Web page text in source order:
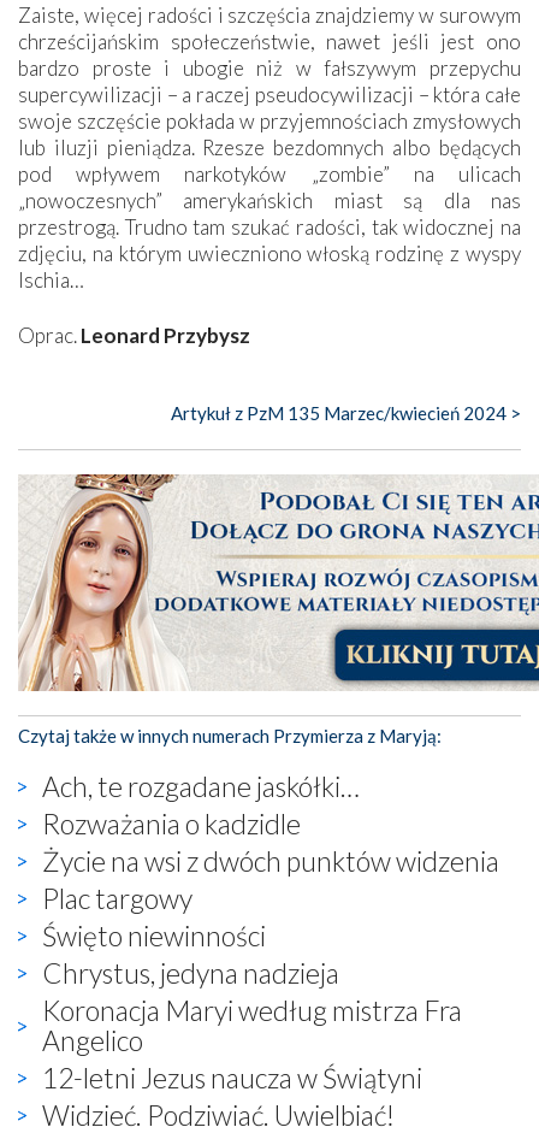
Zaiste, więcej radości i szczęścia znajdziemy w surowym
chrześcijańskim społeczeństwie, nawet jeśli jest ono
bardzo proste i ubogie niż w fałszywym przepychu
supercywilizacji – a raczej pseudocywilizacji – która całe
swoje szczęście pokłada w przyjemnościach zmysłowych
lub iluzji pieniądza. Rzesze bezdomnych albo będących
pod wpływem narkotyków „zombie” na ulicach
„nowoczesnych” amerykańskich miast są dla nas
przestrogą. Trudno tam szukać radości, tak widocznej na
zdjęciu, na którym uwieczniono włoską rodzinę z wyspy
Ischia…
Oprac.Leonard Przybysz
Artykuł z PzM 135 Marzec/kwiecień 2024 >
Czytaj także w innych numerach Przymierza z Maryją:
Ach, te rozgadane jaskółki…
Rozważania o kadzidle
Życie na wsi z dwóch punktów widzenia
Plac targowy
Święto niewinności
Chrystus, jedyna nadzieja
Koronacja Maryi według mistrza Fra
Angelico
12-letni Jezus naucza w Świątyni
Widzieć. Podziwiać. Uwielbiać!